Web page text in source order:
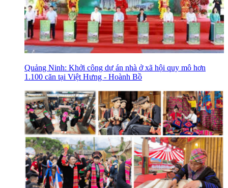
Quảng Ninh: Khởi công dự án nhà ở xã hội quy mô hơn
1.100 căn tại Việt Hưng - Hoành Bồ